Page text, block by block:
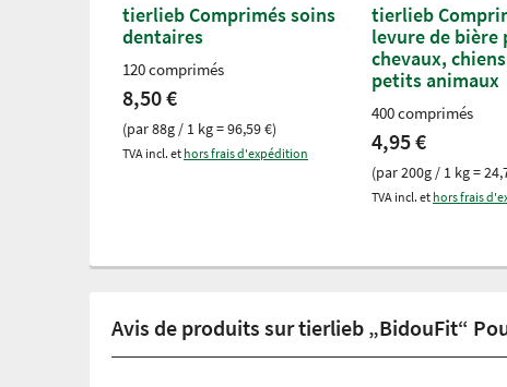
tierlieb Comprimés soins
dentaires
120 comprimés
8,50 €
(par 88g / 1 kg = 96,59 €)
TVA incl. et hors frais d'expédition
tierlieb
levure de bière
chevaux,
petits animaux
400 comprimés
4,95 €
(par 200g / 1 kg =
TVA incl. et hors frais
Avis de produits sur tierlieb „BidouFit“